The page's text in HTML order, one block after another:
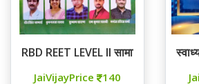
RBD REET LEVEL II सामाजिक 10 मॉडल
JaiVijayPrice 140